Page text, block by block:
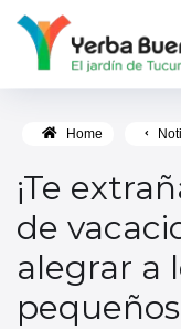
Home
¡Te
de
alegrar a